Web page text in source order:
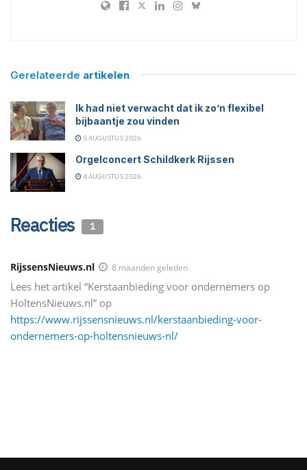
Gerelateerde artikelen
Ik had niet verwacht dat ik zo’n flexibel
bijbaantje zou vinden
5 AUGUSTUS 2026
Orgelconcert Schildkerk Rijssen
4 AUGUSTUS 2026
Reacties 1
RijssensNieuws.nl 8 maanden geleden
Lees het artikel “Kerstaanbieding voor ondernemers op
HoltensNieuws.nl” op
https://www.rijssensnieuws.nl/kerstaanbieding-voor-
ondernemers-op-holtensnieuws-nl/